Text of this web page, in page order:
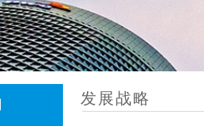
发展战略